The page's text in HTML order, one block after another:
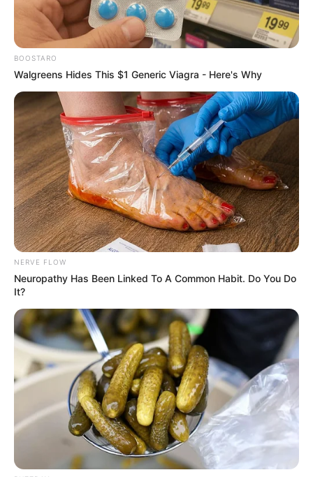
Modelos com Passo a
Passo
Peso de Porta de Crochê:
Dicas e Passo a Passos +
27 Fotos
Deixe seu comentário
9 Comentários
Maria Aparecida Malange há 7 anos
Adorei tudo..
TEREZINHA há 7 anos
BOOSTARO
Walgreens Hides This $1 Generic Viagra - Here's Why
NERVE FLOW
Neuropathy Has Been Linked To A Common Habit. Do You Do
It?